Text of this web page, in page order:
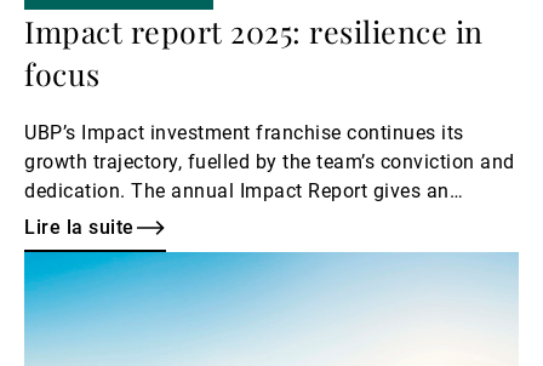
Impact report 2025: resilience in
focus
UBP’s Impact investment franchise continues its
growth trajectory, fuelled by the team’s conviction and
dedication. The annual Impact Report gives an
overview of their activities and achievements in 2025.
Lire la suite
la
suite